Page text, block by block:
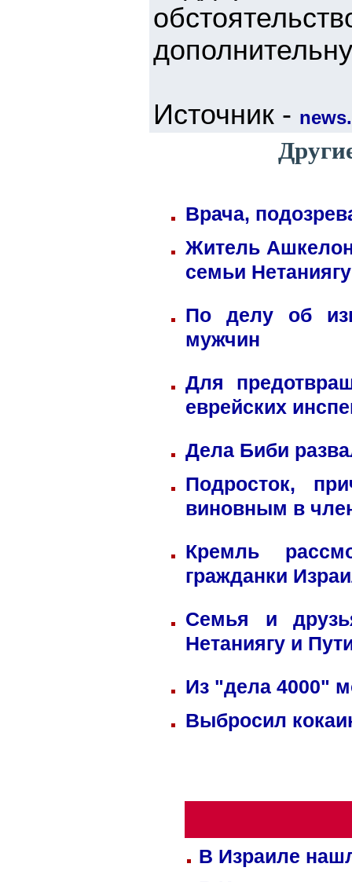
Источник -
Врача,
Житель
семьи Нетаниягу
По делу об
мужчин
Для
еврейских
Дела Биби
Подросток,
виновным в
Кремль
гражданки
Семья и
Нетаниягу и
Из "дела 4000"
Выбросил
В Израиле